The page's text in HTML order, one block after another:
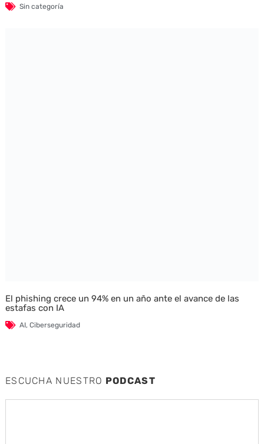
Sin categoría
El phishing crece un 94% en un año ante el avance de las
estafas con IA
AI, Ciberseguridad
ESCUCHA NUESTRO PODCAST